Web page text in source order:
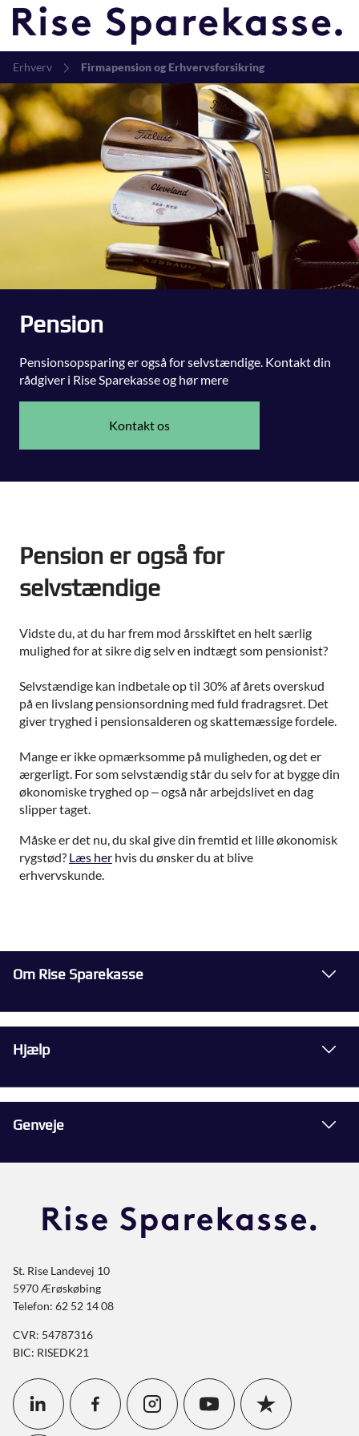
Erhverv Firmapension og Erhvervsforsikring
Pension
Pensionsopsparing er også for selvstændige. Kontakt din
rådgiver i Rise Sparekasse og hør mere
Kontakt os
Pension er også for
selvstændige
Vidste du, at du har frem mod årsskiftet en helt særlig
mulighed for at sikre dig selv en indtægt som pensionist?
Selvstændige kan indbetale op til 30% af årets overskud
på en livslang pensionsordning med fuld fradragsret. Det
giver tryghed i pensionsalderen og skattemæssige fordele.
Mange er ikke opmærksomme på muligheden, og det er
ærgerligt. For som selvstændig står du selv for at bygge din
økonomiske tryghed op – også når arbejdslivet en dag
slipper taget.
Måske er det nu, du skal give din fremtid et lille økonomisk
rygstød? Læs her hvis du ønsker du at blive
erhvervskunde.
Om Rise Sparekasse
Hjælp
Genveje
St. Rise Landevej 10
5970 Ærøskøbing
Telefon: 62 52 14 08
CVR: 54787316
BIC: RISEDK21